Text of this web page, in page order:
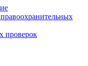
проверок